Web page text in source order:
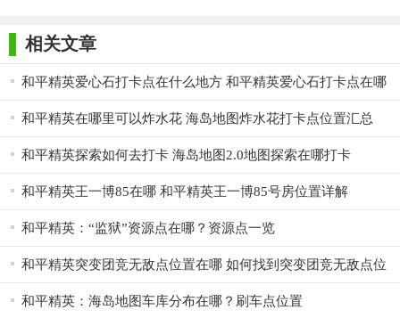
相关文章
和平精英爱心石打卡点在什么地方 和平精英爱心石打卡点在哪
和平精英在哪里可以炸水花 海岛地图炸水花打卡点位置汇总
和平精英探索如何去打卡 海岛地图2.0地图探索在哪打卡
和平精英王一博85在哪 和平精英王一博85号房位置详解
和平精英：“监狱”资源点在哪？资源点一览
和平精英突变团竞无敌点位置在哪 如何找到突变团竞无敌点位
和平精英：海岛地图车库分布在哪？刷车点位置